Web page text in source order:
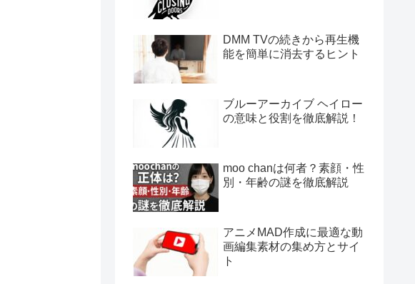
DMM TVの続きから再生機
能を簡単に消去するヒント
ブルーアーカイブ ヘイロー
の意味と役割を徹底解説！
moo chanは何者？素顔・性
別・年齢の謎を徹底解説
アニメMAD作成に最適な動
画編集素材の集め方とサイ
ト